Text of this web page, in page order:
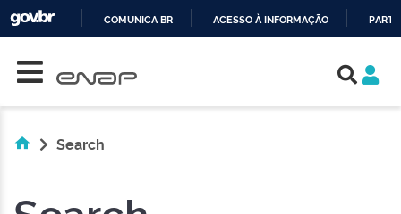
COMUNICA BR ACESSO À INFORMAÇÃO
Search